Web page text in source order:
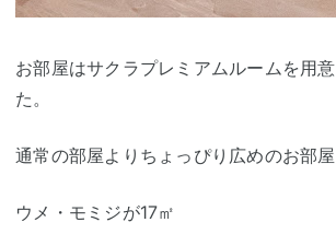
お部屋はサクラプレミアムルームを用
た。
通常の部屋よりちょっぴり広めのお部屋
ウメ・モミジが17㎡